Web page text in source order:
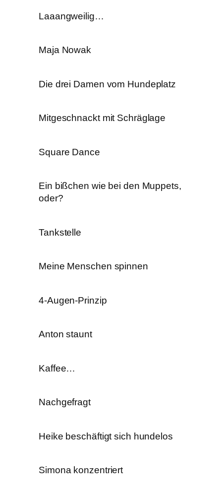
Laaangweilig…
Maja Nowak
Die drei Damen vom Hundeplatz
Mitgeschnackt mit Schräglage
Square Dance
Ein bißchen wie bei den Muppets,
oder?
Tankstelle
Meine Menschen spinnen
4-Augen-Prinzip
Anton staunt
Kaffee…
Nachgefragt
Heike beschäftigt sich hundelos
Simona konzentriert